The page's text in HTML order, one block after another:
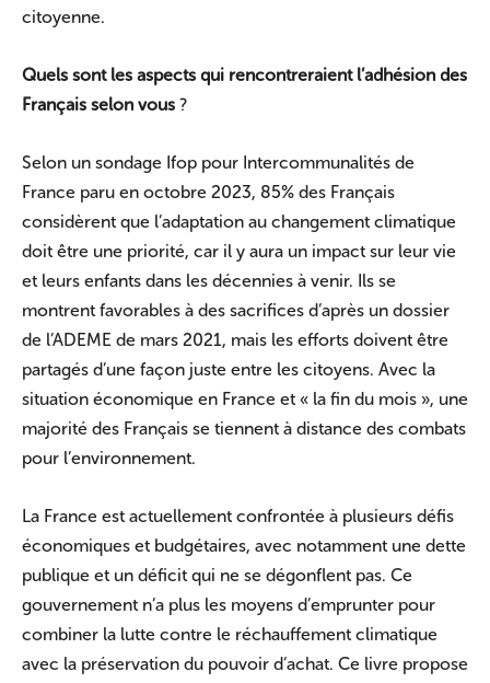
citoyenne.
Quels sont les aspects qui rencontreraient l’adhésion des
Français selon vous ?
Selon un sondage Ifop pour Intercommunalités de
France paru en octobre 2023, 85% des Français
considèrent que l’adaptation au changement climatique
doit être une priorité, car il y aura un impact sur leur vie
et leurs enfants dans les décennies à venir. Ils se
montrent favorables à des sacrifices d’après un dossier
de l’ADEME de mars 2021, mais les efforts doivent être
partagés d’une façon juste entre les citoyens. Avec la
situation économique en France et « la fin du mois », une
majorité des Français se tiennent à distance des combats
pour l’environnement.
La France est actuellement confrontée à plusieurs défis
économiques et budgétaires, avec notamment une dette
publique et un déficit qui ne se dégonflent pas. Ce
gouvernement n’a plus les moyens d’emprunter pour
combiner la lutte contre le réchauffement climatique
avec la préservation du pouvoir d’achat. Ce livre propose